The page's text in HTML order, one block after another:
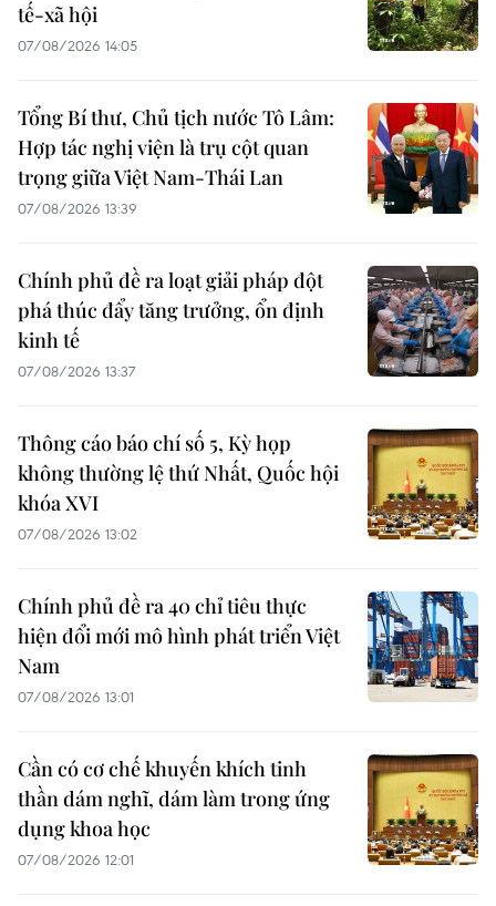
tế-xã hội
07/08/2026 14:05
Tổng Bí thư, Chủ tịch nước Tô Lâm:
Hợp tác nghị viện là trụ cột quan
trọng giữa Việt Nam-Thái Lan
07/08/2026 13:39
Chính phủ đề ra loạt giải pháp đột
phá thúc đẩy tăng trưởng, ổn định
kinh tế
07/08/2026 13:37
Thông cáo báo chí số 5, Kỳ họp
không thường lệ thứ Nhất, Quốc hội
khóa XVI
07/08/2026 13:02
Chính phủ đề ra 40 chỉ tiêu thực
hiện đổi mới mô hình phát triển Việt
Nam
07/08/2026 13:01
Cần có cơ chế khuyến khích tinh
thần dám nghĩ, dám làm trong ứng
dụng khoa học
07/08/2026 12:01